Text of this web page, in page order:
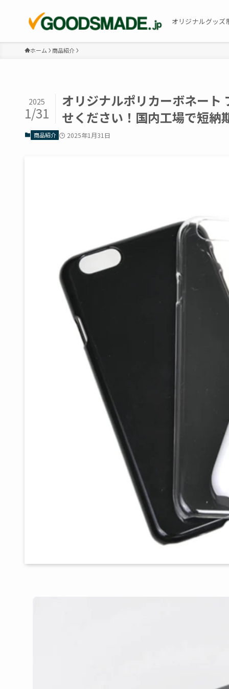
オリジナルグッズ
ホーム 商品紹介
オリジナルポリカーボネート
せください！国内工場で短納
2025
1/31
商品紹介 2025年1月31日